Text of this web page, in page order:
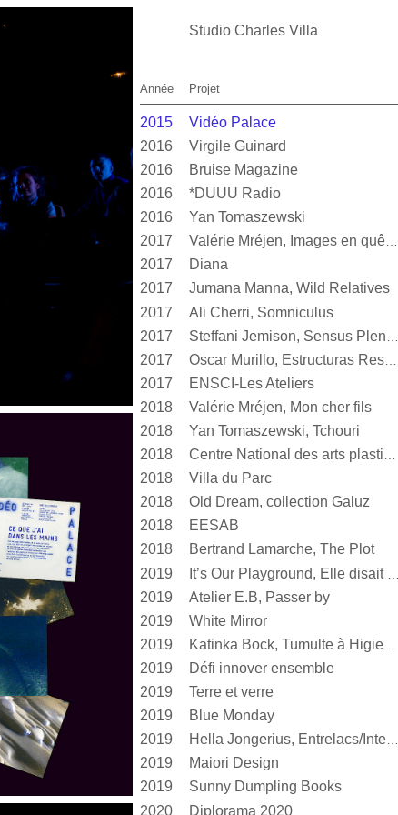
Studio Charles Villa
Année Projet
2015 Vidéo Palace
2016
Virgile Guinard
2016
Bruise Magazine
2016
*DUUU Radio
2016 Yan Tomaszewski
2017
Valérie Mréjen, Images en quête d'histoires
2017
Diana
2017 Jumana Manna, Wild Relatives
2017 Ali Cherri, Somniculus
2017
2017 Oscar Murillo, Estructuras Resonantes
2017 ENSCI-Les Ateliers
2018
Valérie Mréjen, Mon cher fils
2018 Yan Tomaszewski, Tchouri
2018 Centre National des arts plastiques
2018
Villa du Parc
2018
Old Dream, collection Galuz
2018
EESAB
2018 Bertrand Lamarche, The Plot
2019
2019
Atelier E.B, Passer by
2019
White Mirror
2019
Katinka Bock, Tumulte à Higienopolis
2019
Défi innover ensemble
2019
Terre et verre
2019
Blue Monday
2019
Hella Jongerius, Entrelacs/Interlace
2019
Maiori Design
2019
Sunny Dumpling Books
2020
Diplorama 2020